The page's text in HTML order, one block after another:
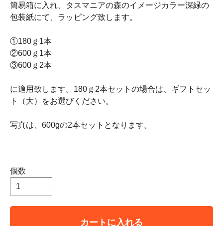
簡易箱に入れ、タスマニアの森のイメージカラー深緑の
包装紙にて、ラッピング致します。
①180ｇ1本
②600ｇ1本
③600ｇ2本
に適用致します。180ｇ2本セットの場合は、ギフトセッ
ト（大）をお選びください。
写真は、600gの2本セットとなります。
個数
カートに入れる